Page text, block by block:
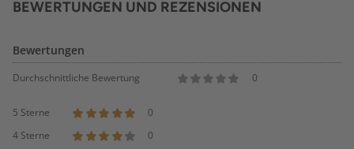
BEWERTUNGEN UND REZENSIONEN
Bewertungen
Durchschnittliche Bewertung 0
5 Sterne
0
4 Sterne
0